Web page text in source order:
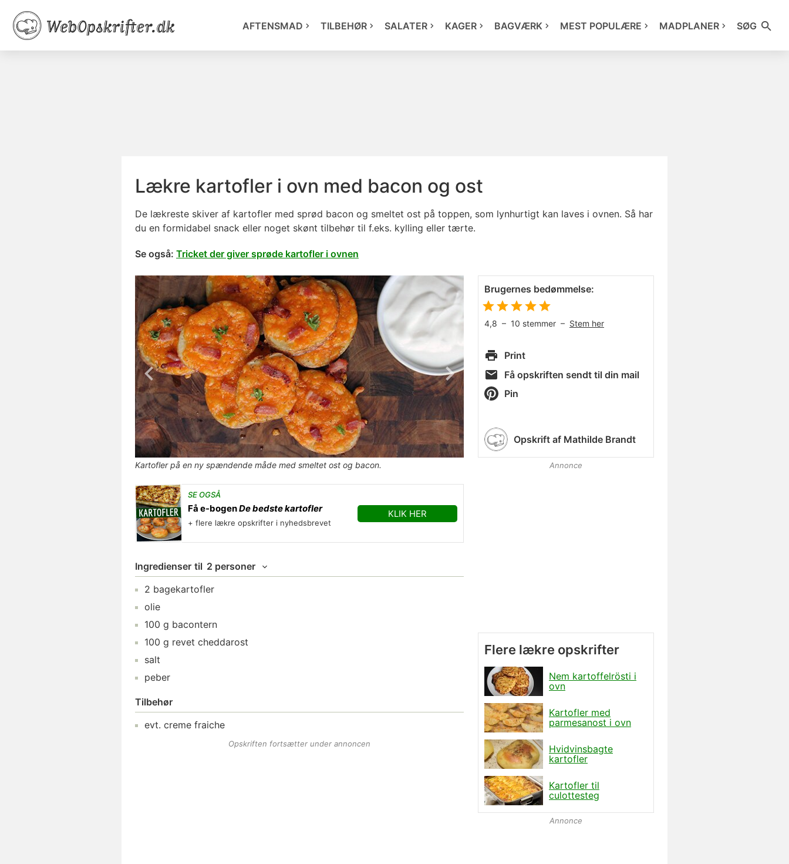
AFTENSMAD TILBEHØR SALATER KAGER BAGVÆRK MEST POPULÆRE MADPLANER SØG
Lækre kartofler i ovn med bacon og ost
De lækreste skiver af kartofler med sprød bacon og smeltet ost på toppen, som lynhurtigt kan laves i ovnen. Så har
du en formidabel snack eller noget skønt tilbehør til f.eks. kylling eller tærte.
Se også: Tricket der giver sprøde kartofler i ovnen
Kartofler på en ny spændende måde med smeltet ost og bacon.
SE OGSÅ
Få e-bogenDe bedste kartofler
+ flere lækre opskrifter i nyhedsbrevet
KLIK HER
Ingredienser til 2 personer
2 bagekartofler
olie
100 g bacontern
100 g revet cheddarost
salt
peber
Tilbehør
evt. creme fraiche
Opskriften fortsætter under annoncen
Brugernes bedømmelse:
4,8 – 10 stemmer – Stem her
Print
Få opskriften sendt til din mail
Pin
Opskrift af Mathilde Brandt
Annonce
Flere lækre opskrifter
Nem kartoffelrösti i
ovn
Kartofler med
parmesanost i ovn
Hvidvinsbagte
kartofler
Kartofler til
culottesteg
Annonce